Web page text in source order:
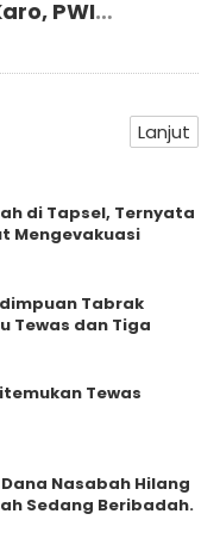
PWI
Sumut
Lanjut
di Tapsel, Ternyata
Mengevakuasi
Tabrak
Tewas dan Tiga
Tewas
Nasabah Hilang
Sedang Beribadah.